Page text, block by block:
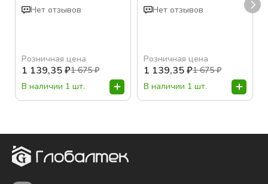
Нет отзывов
Розничная цена
1 139,35₽1 675₽
В наличии 1 шт.
Нет отзывов
Розничная цена
1 139,35₽1 675₽
В наличии 1 шт.